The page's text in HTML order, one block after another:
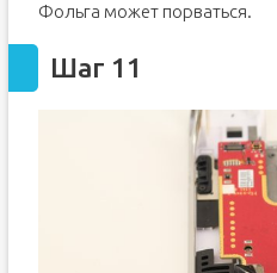
Фольга может порваться.
Шаг 11